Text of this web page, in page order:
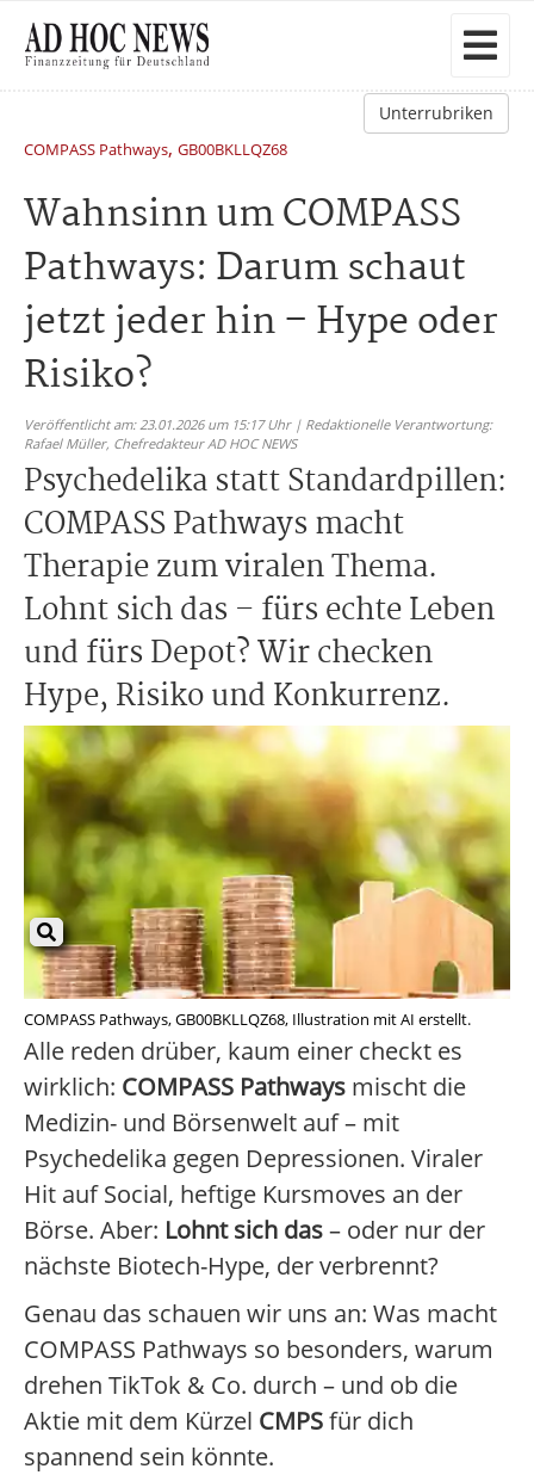
Unterrubriken
COMPASS Pathways, GB00BKLLQZ68
Wahnsinn um COMPASS
Pathways: Darum schaut
jetzt jeder hin – Hype oder
Risiko?
Veröffentlicht am: 23.01.2026 um 15:17 Uhr | Redaktionelle Verantwortung:
Rafael Müller, Chefredakteur AD HOC NEWS
Psychedelika statt Standardpillen:
COMPASS Pathways macht
Therapie zum viralen Thema.
Lohnt sich das – fürs echte Leben
und fürs Depot? Wir checken
Hype, Risiko und Konkurrenz.
COMPASS Pathways, GB00BKLLQZ68, Illustration mit AI erstellt.
Alle reden drüber, kaum einer checkt es
wirklich: COMPASS Pathways mischt die
Medizin- und Börsenwelt auf – mit
Psychedelika gegen Depressionen. Viraler
Hit auf Social, heftige Kursmoves an der
Börse. Aber: Lohnt sich das– oder nur der
nächste Biotech-Hype, der verbrennt?
Genau das schauen wir uns an: Was macht
COMPASS Pathways so besonders, warum
drehen TikTok & Co. durch – und ob die
Aktie mit dem Kürzel CMPSfür dich
spannend sein könnte.